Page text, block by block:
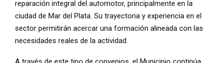
reparación integral del automotor, principalmente en la
ciudad de Mar del Plata. Su trayectoria y experiencia en el
sector permitirán acercar una formación alineada con las
necesidades reales de la actividad.